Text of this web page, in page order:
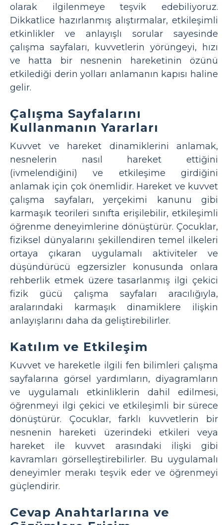
olarak ilgilenmeye teşvik edebiliyoruz.
Dikkatlice hazırlanmış alıştırmalar, etkileşimli
etkinlikler ve anlayışlı sorular sayesinde
çalışma sayfaları, kuvvetlerin yörüngeyi, hızı
ve hatta bir nesnenin hareketinin özünü
etkilediği derin yolları anlamanın kapısı haline
gelir.
Çalışma Sayfalarını
Kullanmanın Yararları
Kuvvet ve hareket dinamiklerini anlamak,
nesnelerin nasıl hareket ettiğini
(ivmelendiğini) ve etkileşime girdiğini
anlamak için çok önemlidir. Hareket ve kuvvet
çalışma sayfaları, yerçekimi kanunu gibi
karmaşık teorileri sınıfta erişilebilir, etkileşimli
öğrenme deneyimlerine dönüştürür. Çocuklar,
fiziksel dünyalarını şekillendiren temel ilkeleri
ortaya çıkaran uygulamalı aktiviteler ve
düşündürücü egzersizler konusunda onlara
rehberlik etmek üzere tasarlanmış ilgi çekici
fizik gücü çalışma sayfaları aracılığıyla,
aralarındaki karmaşık dinamiklere ilişkin
anlayışlarını daha da geliştirebilirler.
Katılım ve Etkileşim
Kuvvet ve hareketle ilgili fen bilimleri çalışma
sayfalarına görsel yardımların, diyagramların
ve uygulamalı etkinliklerin dahil edilmesi,
öğrenmeyi ilgi çekici ve etkileşimli bir sürece
dönüştürür. Çocuklar, farklı kuvvetlerin bir
nesnenin hareketi üzerindeki etkileri veya
hareket ile kuvvet arasındaki ilişki gibi
kavramları görselleştirebilirler. Bu uygulamalı
deneyimler merakı teşvik eder ve öğrenmeyi
güçlendirir.
Cevap Anahtarlarına ve